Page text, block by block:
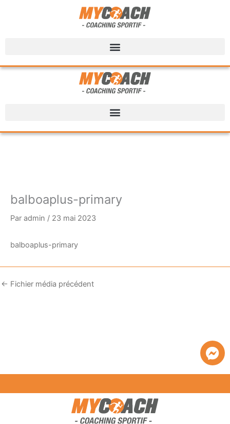
balboaplus-primary
Par admin / 23 mai 2023
balboaplus-primary
← Fichier média précédent